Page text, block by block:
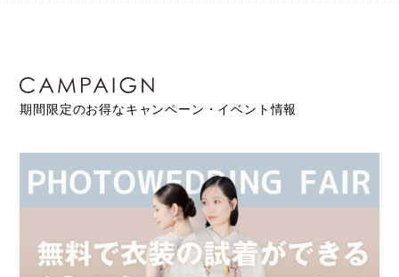
期間限定のお得なキャンペーン・イベント情報